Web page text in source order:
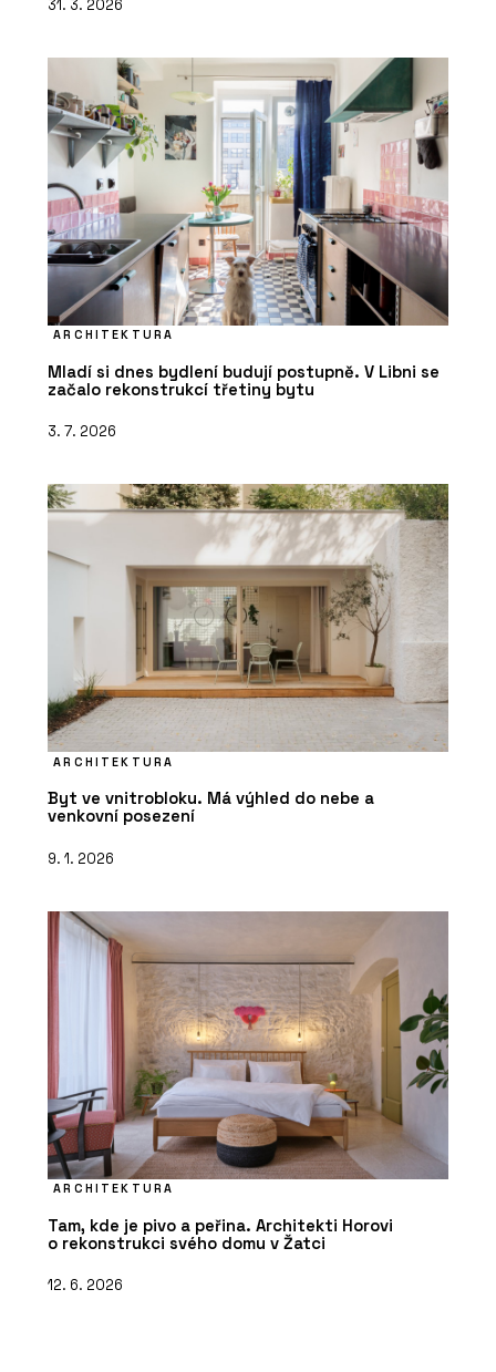
31. 3. 2026
ARCHITEKTURA
Mladí si dnes bydlení budují postupně. V Libni se
začalo rekonstrukcí třetiny bytu
3. 7. 2026
ARCHITEKTURA
Byt ve vnitrobloku. Má výhled do nebe a
venkovní posezení
9. 1. 2026
ARCHITEKTURA
Tam, kde je pivo a peřina. Architekti Horovi
o rekonstrukci svého domu v Žatci
12. 6. 2026